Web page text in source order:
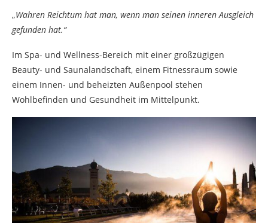
„Wahren Reichtum hat man, wenn man seinen inneren Ausgleich
gefunden hat.“
Im Spa- und Wellness-Bereich mit einer großzügigen
Beauty- und Saunalandschaft, einem Fitnessraum sowie
einem Innen- und beheizten Außenpool stehen
Wohlbefinden und Gesundheit im Mittelpunkt.